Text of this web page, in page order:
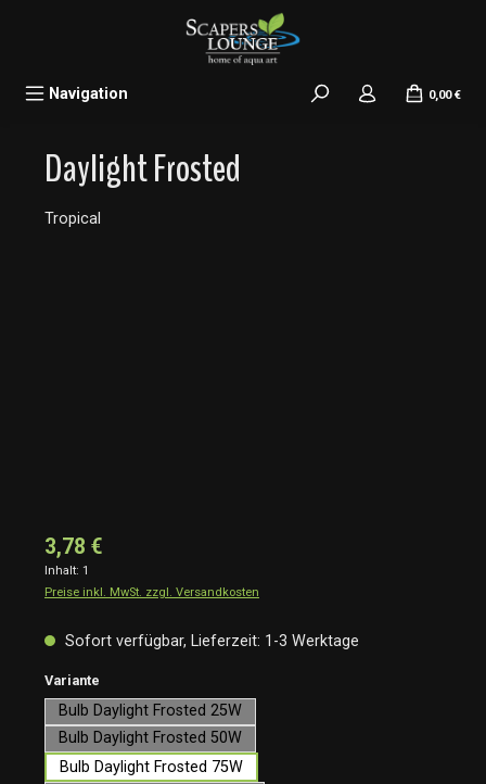
Navigation 0,00 €
Daylight Frosted
Tropical
3,78 €
Inhalt: 1
Preise inkl. MwSt. zzgl. Versandkosten
Sofort verfügbar, Lieferzeit: 1-3 Werktage
Variante
Bulb Daylight Frosted 25W
Bulb Daylight Frosted 50W
Bulb Daylight Frosted 75W